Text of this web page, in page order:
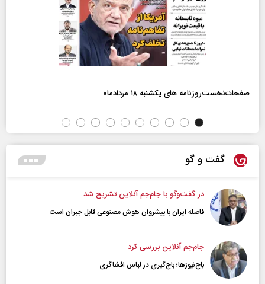
صفحات‌نخست‌روزنامه ها‌ی یکشنبه ۱۸ مردادماه
گفت و گو
در گفت‌و‌گو با جام‌جم آنلاین تشریح شد
فاصله ایران با پیشرو‌ان هوش مصنوعی قابل جبران است
جام‌جم آنلاین بررسی کرد
باج‌نیوزها؛ باج‌گیری در لباس افشاگری